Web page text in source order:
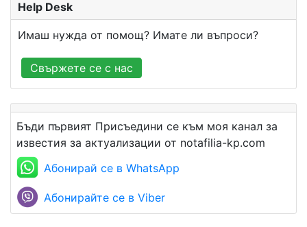
Help Desk
Имаш нужда от помощ? Имате ли въпроси?
Свържете се с нас
Бъди първият Присъедини се към моя канал за
известия за актуализации от notafilia-kp.com
Абонирай се в WhatsApp
Абонирайте се в Viber